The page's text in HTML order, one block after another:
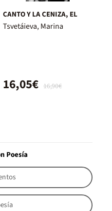
CANTO Y LA CENIZA, EL
Tsvetáieva, Marina
16,90€
16,05€
Poesía